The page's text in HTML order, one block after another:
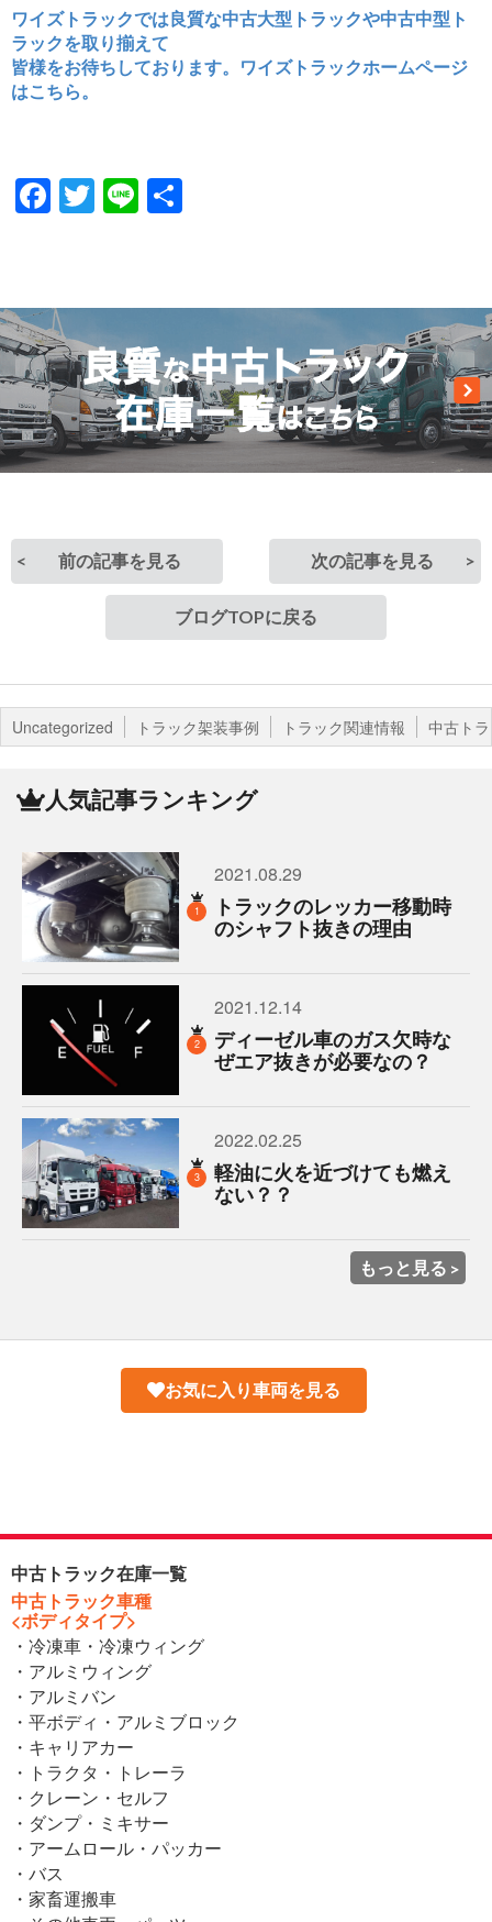
ワイズトラックでは良質な中古大型トラックや中古中型ト
ラックを取り揃えて
皆様をお待ちしております。ワイズトラックホームページ
はこちら。
Facebook
Twitter
Line
前の記事を見る 次の記事を見る
ブログTOPに戻る
Uncategorized トラック架装事例 トラック関連情報 中古ト
人気記事ランキング
1
2021.08.29
トラックのレッカー移動時
のシャフト抜きの理由
2
2021.12.14
ディーゼル車のガス欠時な
ぜエア抜きが必要なの？
3
2022.02.25
軽油に火を近づけても燃え
ない？？
もっと見る
お気に入り車両を見る
中古トラック在庫一覧
中古トラック車種
<ボディタイプ>
・冷凍車・冷凍ウィング
・アルミウィング
・アルミバン
・平ボディ・アルミブロック
・キャリアカー
・トラクタ・トレーラ
・クレーン・セルフ
・ダンプ・ミキサー
・アームロール・パッカー
・バス
・家畜運搬車